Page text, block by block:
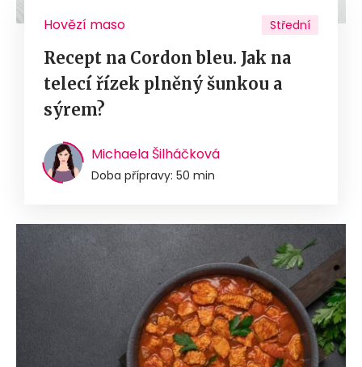
Hovězí maso Střední
Recept na Cordon bleu. Jak na
telecí řízek plněný šunkou a
sýrem?
Michaela Šilháčková
Doba přípravy: 50 min